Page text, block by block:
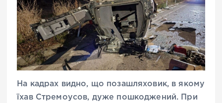
На кадрах видно, що позашляховик, в якому
їхав Стремоусов, дуже пошкоджений. При